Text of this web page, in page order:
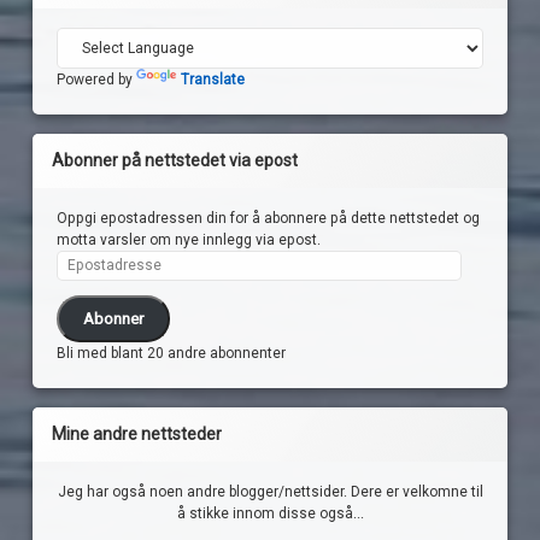
Powered by Translate
Abonner på nettstedet via epost
Oppgi epostadressen din for å abonnere på dette nettstedet og
motta varsler om nye innlegg via epost.
Epostadresse
Abonner
Bli med blant 20 andre abonnenter
Mine andre nettsteder
Jeg har også noen andre blogger/nettsider. Dere er velkomne til
å stikke innom disse også...